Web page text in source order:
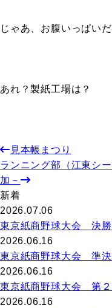
じゃあ、お腹いっぱい
あれ？製紙工場は？
見本帳まつり
ランニング部（江東シ
加－
新着
2026.07.06
東京紙商野球大会 決
2026.06.16
東京紙商野球大会 準
2026.06.16
東京紙商野球大会 第
2026.06.16